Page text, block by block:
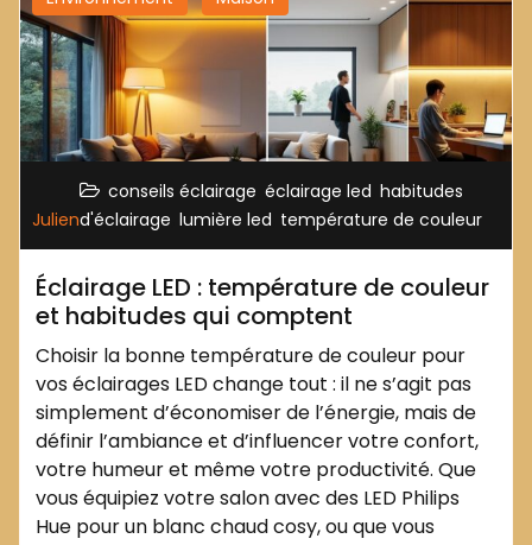
Julien
conseils éclairage éclairage led habitudes
d'éclairage lumière led température de couleur
Éclairage LED : température de couleur
et habitudes qui comptent
Choisir la bonne température de couleur pour
vos éclairages LED change tout : il ne s’agit pas
simplement d’économiser de l’énergie, mais de
définir l’ambiance et d’influencer votre confort,
votre humeur et même votre productivité. Que
vous équipiez votre salon avec des LED Philips
Hue pour un blanc chaud cosy, ou que vous